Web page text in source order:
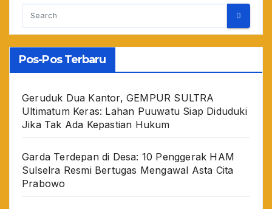
Pos-Pos Terbaru
Geruduk Dua Kantor, GEMPUR SULTRA
Ultimatum Keras: Lahan Puuwatu Siap Diduduki
Jika Tak Ada Kepastian Hukum
Garda Terdepan di Desa: 10 Penggerak HAM
Sulselra Resmi Bertugas Mengawal Asta Cita
Prabowo